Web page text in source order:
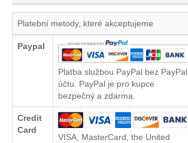
Platební metody, které akceptujeme
Paypal
Platba službou PayPal bez PayPal
účtu. PayPal je pro kupce
bezpečný a zdarma.
Credit
Card
VISA, MasterCard, the United